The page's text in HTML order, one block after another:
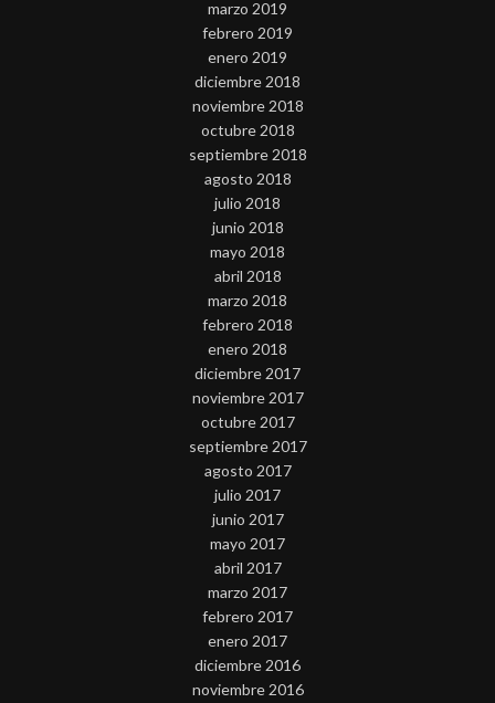
marzo 2019
febrero 2019
enero 2019
diciembre 2018
noviembre 2018
octubre 2018
septiembre 2018
agosto 2018
julio 2018
junio 2018
mayo 2018
abril 2018
marzo 2018
febrero 2018
enero 2018
diciembre 2017
noviembre 2017
octubre 2017
septiembre 2017
agosto 2017
julio 2017
junio 2017
mayo 2017
abril 2017
marzo 2017
febrero 2017
enero 2017
diciembre 2016
noviembre 2016